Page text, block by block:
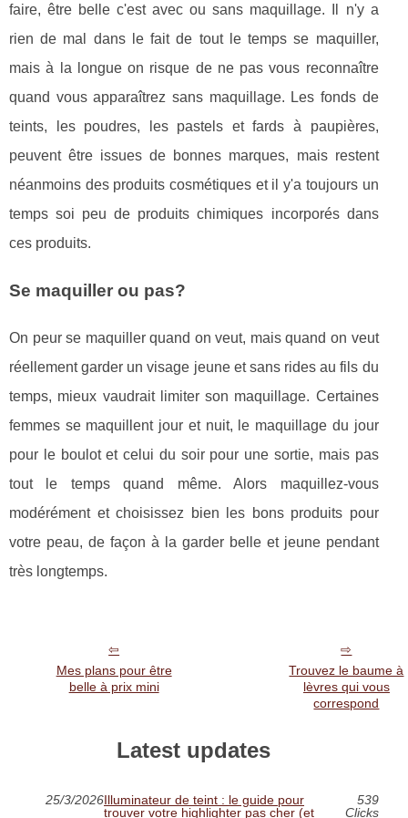
faire, être belle c'est avec ou sans maquillage. Il n'y a
rien de mal dans le fait de tout le temps se maquiller,
mais à la longue on risque de ne pas vous reconnaître
quand vous apparaîtrez sans maquillage. Les fonds de
teints, les poudres, les pastels et fards à paupières,
peuvent être issues de bonnes marques, mais restent
néanmoins des produits cosmétiques et il y'a toujours un
temps soi peu de produits chimiques incorporés dans
ces produits.
Se maquiller ou pas?
On peur se maquiller quand on veut, mais quand on veut
réellement garder un visage jeune et sans rides au fils du
temps, mieux vaudrait limiter son maquillage. Certaines
femmes se maquillent jour et nuit, le maquillage du jour
pour le boulot et celui du soir pour une sortie, mais pas
tout le temps quand même. Alors maquillez-vous
modérément et choisissez bien les bons produits pour
votre peau, de façon à la garder belle et jeune pendant
très longtemps.
Mes plans pour être
belle à prix mini
Trouvez le baume à
lèvres qui vous
correspond
Latest updates
25/3/2026Illuminateur de teint : le guide pour
trouver votre highlighter pas cher (et
539
Clicks